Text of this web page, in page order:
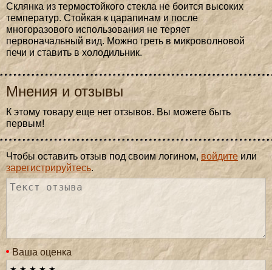
Склянка из термостойкого стекла не боится высоких
температур. Стойкая к царапинам и после
многоразового использования не теряет
первоначальный вид. Можно греть в микроволновой
печи и ставить в холодильник.
Мнения и отзывы
К этому товару еще нет отзывов. Вы можете быть
первым!
Чтобы оставить отзыв под своим логином, войдите или
зарегистрируйтесь.
Ваша оценка